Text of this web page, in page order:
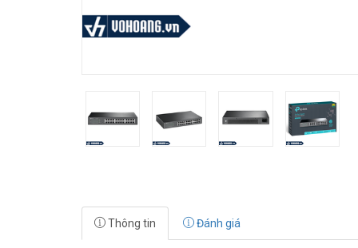
Thông tin Đánh giá